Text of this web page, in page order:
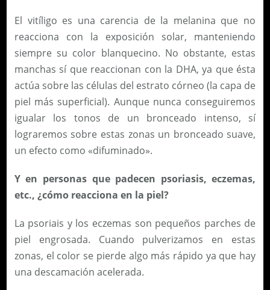
El vitíligo es una carencia de la melanina que no
reacciona con la exposición solar, manteniendo
siempre su color blanquecino. No obstante, estas
manchas sí que reaccionan con la DHA, ya que ésta
actúa sobre las células del estrato córneo (la capa de
piel más superficial). Aunque nunca conseguiremos
igualar los tonos de un bronceado intenso, sí
lograremos sobre estas zonas un bronceado suave,
un efecto como «difuminado».
Y en personas que padecen psoriasis, eczemas,
etc., ¿cómo reacciona en la piel?
La psoriais y los eczemas son pequeños parches de
piel engrosada. Cuando pulverizamos en estas
zonas, el color se pierde algo más rápido ya que hay
una descamación acelerada.